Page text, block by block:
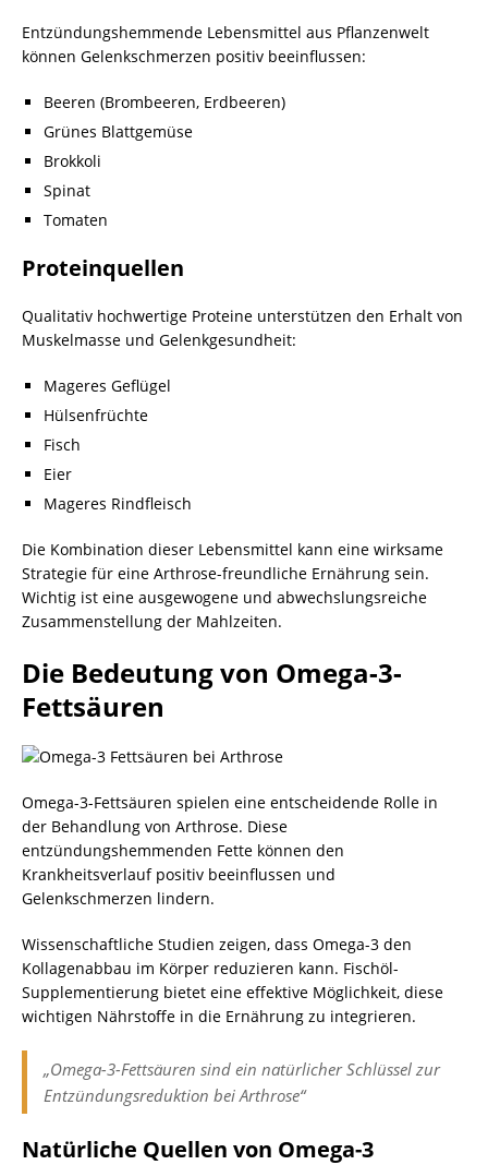
Entzündungshemmende Lebensmittel aus Pflanzenwelt
können Gelenkschmerzen positiv beeinflussen:
Beeren (Brombeeren, Erdbeeren)
Grünes Blattgemüse
Brokkoli
Spinat
Tomaten
Proteinquellen
Qualitativ hochwertige Proteine unterstützen den Erhalt von
Muskelmasse und Gelenkgesundheit:
Mageres Geflügel
Hülsenfrüchte
Fisch
Eier
Mageres Rindfleisch
Die Kombination dieser Lebensmittel kann eine wirksame
Strategie für eine Arthrose-freundliche Ernährung sein.
Wichtig ist eine ausgewogene und abwechslungsreiche
Zusammenstellung der Mahlzeiten.
Die Bedeutung von Omega-3-
Fettsäuren
Omega-3-Fettsäuren spielen eine entscheidende Rolle in
der Behandlung von Arthrose. Diese
entzündungshemmenden Fette können den
Krankheitsverlauf positiv beeinflussen und
Gelenkschmerzen lindern.
Wissenschaftliche Studien zeigen, dass Omega-3 den
Kollagenabbau im Körper reduzieren kann. Fischöl-
Supplementierung bietet eine effektive Möglichkeit, diese
wichtigen Nährstoffe in die Ernährung zu integrieren.
„Omega-3-Fettsäuren sind ein natürlicher Schlüssel zur
Entzündungsreduktion bei Arthrose“
Natürliche Quellen von Omega-3